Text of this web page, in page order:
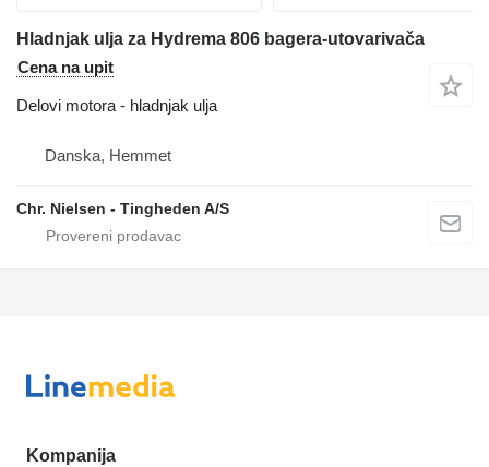
Hladnjak ulja za Hydrema 806 bagera-utovarivača
Cena na upit
Delovi motora - hladnjak ulja
Danska, Hemmet
Chr. Nielsen - Tingheden A/S
Kompanija